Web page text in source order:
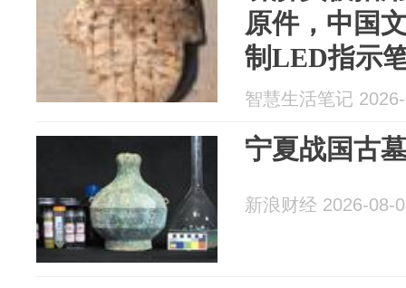
原件，中国
制LED指示
智慧生活笔记
宁夏战国古
新浪财经 2026-08-